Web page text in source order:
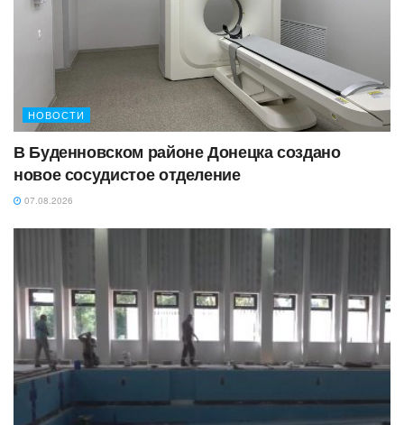
НОВОСТИ
В Буденновском районе Донецка создано
новое сосудистое отделение
07.08.2026